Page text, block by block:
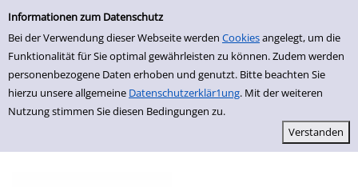
Einfache Suche
Informationen zum Datenschutz
Bei der Verwendung dieser Webseite werden Cookiesangelegt, um die
Funktionalität für Sie optimal gewährleisten zu können. Zudem werden
personenbezogene Daten erhoben und genutzt. Bitte beachten Sie
hierzu unsere allgemeine Datenschutzerklär1ung. Mit der weiteren
Nutzung stimmen Sie diesen Bedingungen zu.
zur Navigation springen
zum Inhalt springen
Zu den Suchfiltern springen
Zur Trefferliste springen